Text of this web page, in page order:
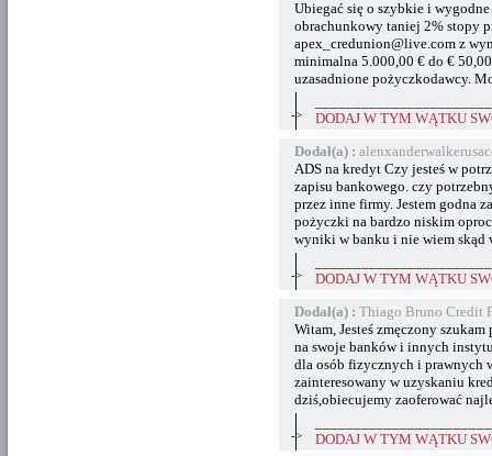
Ubiegać się o szybkie i
obrachunkowy taniej 2% stopy
apex_credunion@live.com z
minimalna 5.000,00 € do €
uzasadnione pożyczkodawcy.
->
DODAJ W TYM WĄTKU
Dodał(a) :
ADS na kredyt Czy jesteś w
zapisu bankowego. czy
przez inne firmy. Jestem godna
pożyczki na bardzo niskim
wyniki w banku i nie wiem skąd
->
DODAJ W TYM WĄTKU
Dodał(a) : Thiago Bruno Credit
Witam, Jesteś zmęczony
na swoje banków i innych
dla osób fizycznych i prawnych
zainteresowany w uzyskaniu
dziś,obiecujemy zaoferować
->
DODAJ W TYM WĄTKU